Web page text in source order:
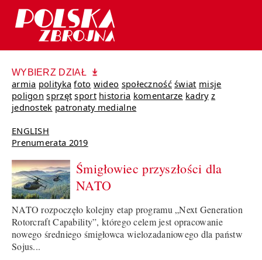
WYBIERZ DZIAŁ
armia polityka foto wideo społeczność świat misje
poligon sprzęt sport historia komentarze kadry z
jednostek patronaty medialne
ENGLISH
Prenumerata 2019
Śmigłowiec przyszłości dla
NATO
NATO rozpoczęło kolejny etap programu „Next Generation
Rotorcraft Capability”, którego celem jest opracowanie
nowego średniego śmigłowca wielozadaniowego dla państw
Sojus...